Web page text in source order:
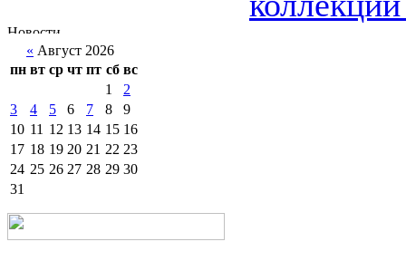
« Август 2026
пн вт ср чт пт сб вс
1
2
3
4 5 6 7 8
9
10 11 12 13 14 15 16
17 18 19 20 21 22 23
24 25 26 27 28 29 30
31